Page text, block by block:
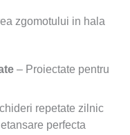
zgomotului in hala
– Proiectate pentru
repetate zilnic
perfecta